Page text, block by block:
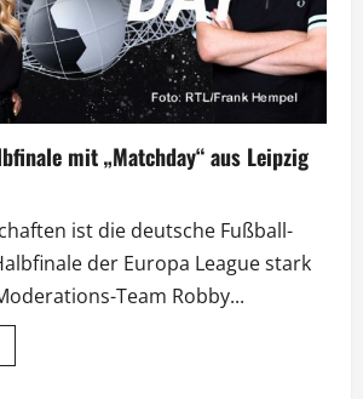
mit „Matchday“ aus Leipzig
ist die deutsche Fußball-
der Europa League stark
Team Robby...